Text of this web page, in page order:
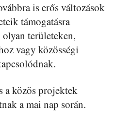
is erős változások
támogatásra
területeken,
vagy közösségi
a közös projektek
a mai nap során.